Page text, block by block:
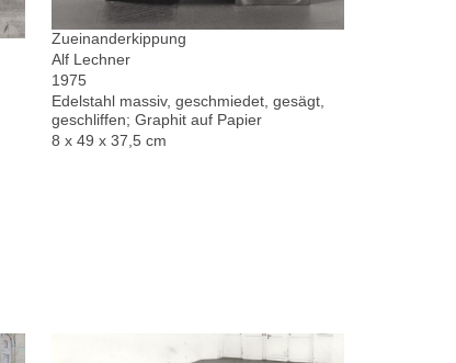
Zueinanderkippung
Alf Lechner
1975
Edelstahl massiv, geschmiedet, gesägt,
geschliffen; Graphit auf Papier
8 x 49 x 37,5 cm